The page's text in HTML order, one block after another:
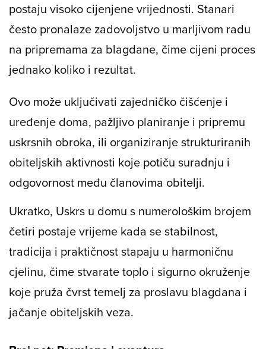
postaju visoko cijenjene vrijednosti. Stanari
često pronalaze zadovoljstvo u marljivom radu
na pripremama za blagdane, čime cijeni proces
jednako koliko i rezultat.
Ovo može uključivati zajedničko čišćenje i
uređenje doma, pažljivo planiranje i pripremu
uskrsnih obroka, ili organiziranje strukturiranih
obiteljskih aktivnosti koje potiču suradnju i
odgovornost među članovima obitelji.
Ukratko, Uskrs u domu s numerološkim brojem
četiri postaje vrijeme kada se stabilnost,
tradicija i praktičnost stapaju u harmoničnu
cjelinu, čime stvarate toplo i sigurno okruženje
koje pruža čvrst temelj za proslavu blagdana i
jačanje obiteljskih veza.